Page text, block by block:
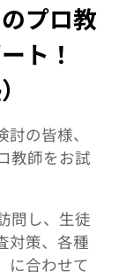
プロ教
ト！
の皆様、
教師をお試
問し、生徒
対策、各種
に合わせて